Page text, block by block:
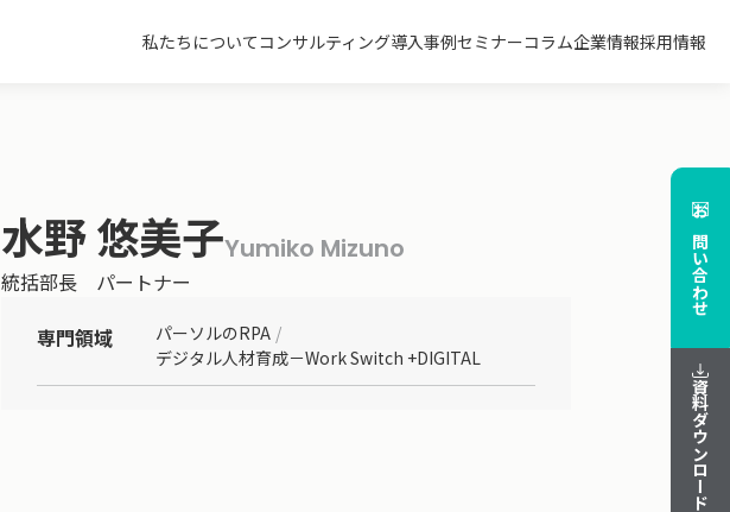
私たちについてコンサルティング導入事例セミナーコラム企業情報採用情報
水野 悠美子Yumiko Mizuno
統括部長 パートナー
専門領域
パーソルのRPA /
デジタル人材育成－Work Switch +DIGITAL
お問い合わせ
資料ダウンロード